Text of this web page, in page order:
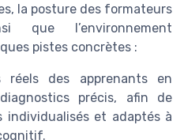
la posture des formateurs
l’environnement
pistes concrètes :
réels des apprenants en
précis, afin de
individualisés et adaptés à